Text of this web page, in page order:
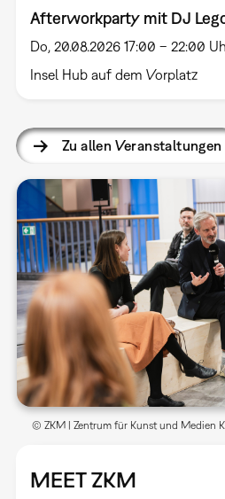
Afterworkparty mit DJ
Do, 20.08.2026 17:00 – 22:00
Insel Hub auf dem Vorplatz
Zu allen Veranstaltungen
MEET ZKM
© ZKM | Zentrum für Kunst und Medien